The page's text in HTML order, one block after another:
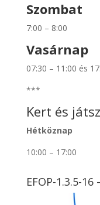
Szombat
7:00 – 8:00
Vasárnap
07:30 – 11:00 és
***
Kert és
Hétköznap
10:00 – 17:00
EFOP-1.3.5-16